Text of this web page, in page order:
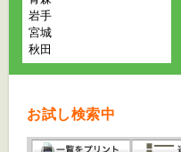
お試し検索中